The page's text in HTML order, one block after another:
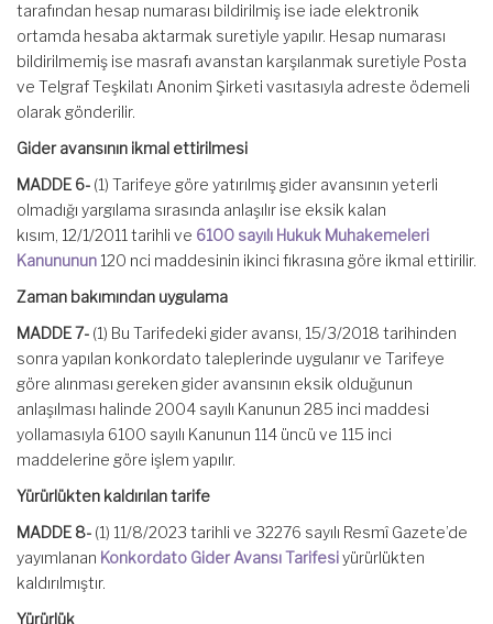
tarafından hesap numarası bildirilmiş ise iade elektronik
ortamda hesaba aktarmak suretiyle yapılır. Hesap numarası
bildirilmemiş ise masrafı avanstan karşılanmak suretiyle Posta
ve Telgraf Teşkilatı Anonim Şirketi vasıtasıyla adreste ödemeli
olarak gönderilir.
Gider avansının ikmal ettirilmesi
MADDE 6- (1) Tarifeye göre yatırılmış gider avansının yeterli
olmadığı yargılama sırasında anlaşılır ise eksik kalan
kısım, 12/1/2011 tarihli ve 6100 sayılı Hukuk Muhakemeleri
Kanununun 120 nci maddesinin ikinci fıkrasına göre ikmal ettirilir.
Zaman bakımından uygulama
MADDE 7- (1) Bu Tarifedeki gider avansı, 15/3/2018 tarihinden
sonra yapılan konkordato taleplerinde uygulanır ve Tarifeye
göre alınması gereken gider avansının eksik olduğunun
anlaşılması halinde 2004 sayılı Kanunun 285 inci maddesi
yollamasıyla 6100 sayılı Kanunun 114 üncü ve 115 inci
maddelerine göre işlem yapılır.
Yürürlükten kaldırılan tarife
MADDE 8- (1) 11/8/2023 tarihli ve 32276 sayılı Resmî Gazete’de
yayımlanan Konkordato Gider Avansı Tarifesiyürürlükten
kaldırılmıştır.
Yürürlük